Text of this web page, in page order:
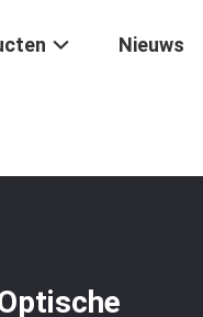
Nieuws